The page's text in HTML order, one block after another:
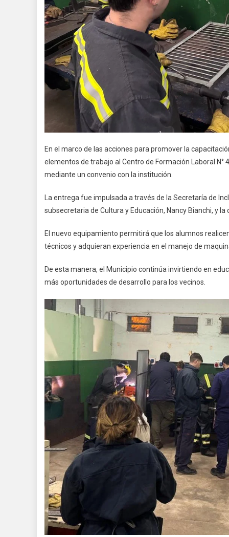
En el marco de las acciones para promover la
elementos de trabajo al Centro de Formación Laboral
mediante un convenio con la institución.
La entrega fue impulsada a través de la Secretaría de
subsecretaria de Cultura y Educación, Nancy Bianchi, y
El nuevo equipamiento permitirá que los alumnos
técnicos y adquieran experiencia en el manejo de
De esta manera, el Municipio continúa invirtiendo en
más oportunidades de desarrollo para los vecinos.